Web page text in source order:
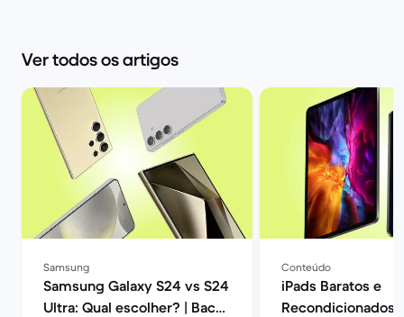
Ver todos os artigos
Samsung
Samsung Galaxy S24 vs S24
Ultra: Qual escolher? | Back
Conteúdo
iPads Baratos e
Recondicionados